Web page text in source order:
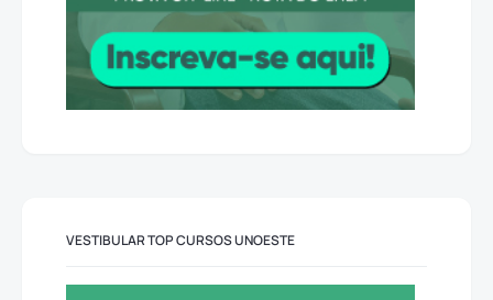
VESTIBULAR TOP CURSOS UNOESTE